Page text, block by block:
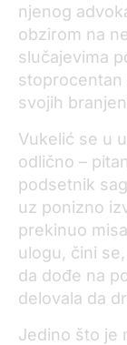
njenog
obzirom na
slučajevima
stoprocentan
svojih
Vukelić se u
odlično –
podsetnik
uz ponizno
prekinuo
ulogu, čini
da dođe na
delovala da
Jedino što je